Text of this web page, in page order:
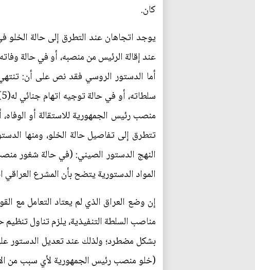
كان.
يوجد اتجاهان عند التطرق إلى حالة الخلو
أما الدستور الروسي فقد نص على أن:
المواد الدستورية يتضح بأن المشرع
إن وضع العراق الذي لم يعتاد التعامل مع
مناصب السلطة التنفيذية، يلزم تناول
بشكل مضطرد؛ ولذلك عند تعديل الدستور
(خلو منصب رئيس الجمهورية لأي سبب من